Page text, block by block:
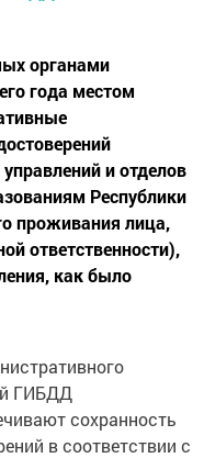
органами
года местом
и отделов
Республики
проживания лица,
ответственности),
как было
ГИБДД
сохранность
в соответствии с